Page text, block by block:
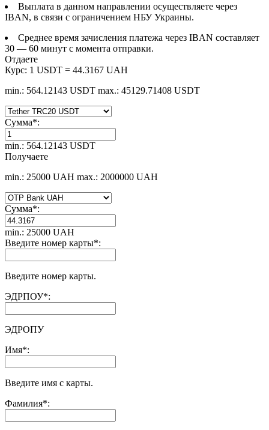
Выплата в данном направлении осуществляете через
IBAN, в связи с ограничением НБУ Украины.
Среднее время зачисления платежа через IBAN составляет
30 — 60 минут с момента отправки.
Отдаете
Курс: 1 USDT = 44.3167 UAH
min.: 564.12143 USDT max.: 45129.71408 USDT
Сумма*:
min.: 564.12143 USDT
Получаете
min.: 25000 UAH max.: 2000000 UAH
Сумма*:
min.: 25000 UAH
Введите номер карты*:
Введите номер карты.
ЭДРПОУ*:
ЭДРОПУ
Имя*:
Введите имя с карты.
Фамилия*: